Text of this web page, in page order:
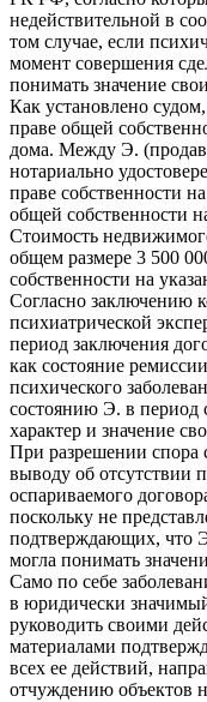
недействительной в
том случае, если
момент совершения
понимать значение
Как установлено
праве общей
дома. Между Э.
нотариально
праве собственности
общей собственности
Стоимость
общем размере 3 500
собственности на
Согласно заключению
психиатрической
период заключения
как состояние
психического
состоянию Э. в период
характер и значение
При разрешении спора
выводу об отсутствии
оспариваемого
поскольку не
подтверждающих, что
могла понимать
Само по себе
в юридически
руководить своими
материалами
всех ее действий,
отчуждению объектов